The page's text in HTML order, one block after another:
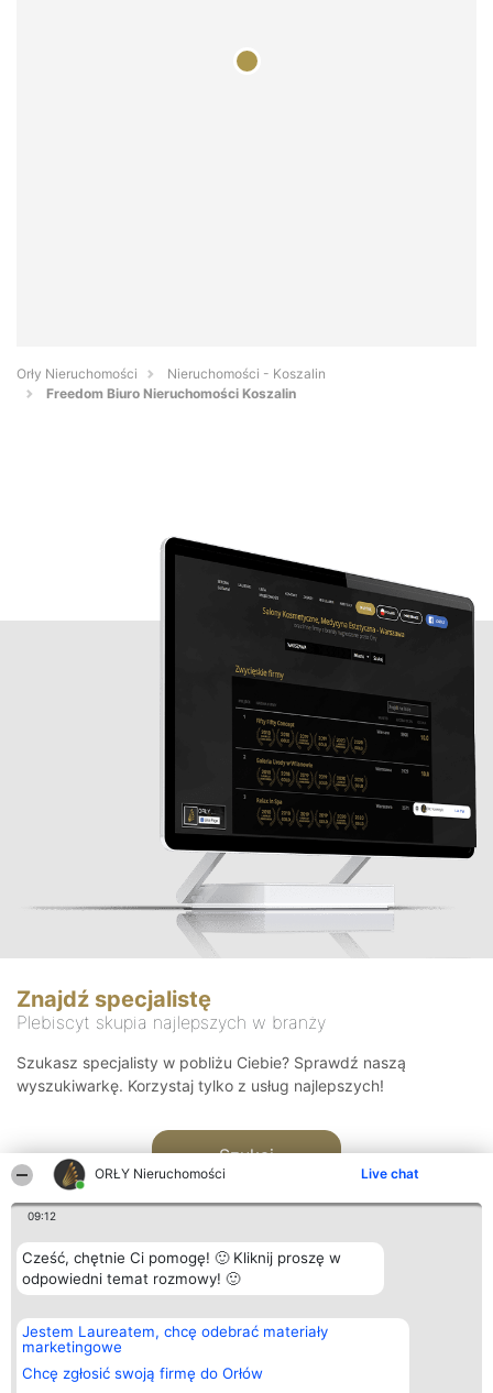
ORŁY Nieruchomości Live chat
09:12
Cześć, chętnie Ci pomogę! 🙂 Kliknij proszę w
odpowiedni temat rozmowy! 🙂
Jestem Laureatem, chcę odebrać materiały
marketingowe
Chcę zgłosić swoją firmę do Orłów
Orły Nieruchomości
Nieruchomości - Koszalin
Freedom Biuro Nieruchomości Koszalin
Znajdź specjalistę
Plebiscyt skupia najlepszych w branży
Szukasz specjalisty w pobliżu Ciebie? Sprawdź naszą
wyszukiwarkę. Korzystaj tylko z usług najlepszych!
Szukaj
Organizator plebiscytu
Bright Side Solutions sp. z o.
o. sp. k.
ul. Ruska 22
Wrocław 50-079
Plebiscyt
Laureaci
wszystkich
Laureatów
Kontakt
Kontakt